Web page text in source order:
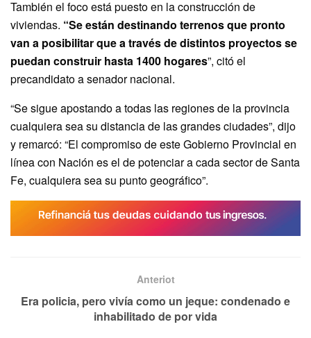
También el foco está puesto en la construcción de
viviendas. “Se están destinando terrenos que pronto
van a posibilitar que a través de distintos proyectos se
puedan construir hasta 1400 hogares”, citó el
precandidato a senador nacional.
“Se sigue apostando a todas las regiones de la provincia
cualquiera sea su distancia de las grandes ciudades”, dijo
y remarcó: “El compromiso de este Gobierno Provincial en
línea con Nación es el de potenciar a cada sector de Santa
Fe, cualquiera sea su punto geográfico”.
Anteriot
Era policia, pero vivía como un jeque: condenado e
inhabilitado de por vida